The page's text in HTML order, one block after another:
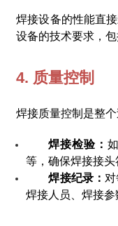
焊接设备的性能直
设备的技术要求，
4. 质量控制
焊接质量控制是整
焊接检验：
等，确保焊接接头
焊接纪录：
焊接人员、焊接参